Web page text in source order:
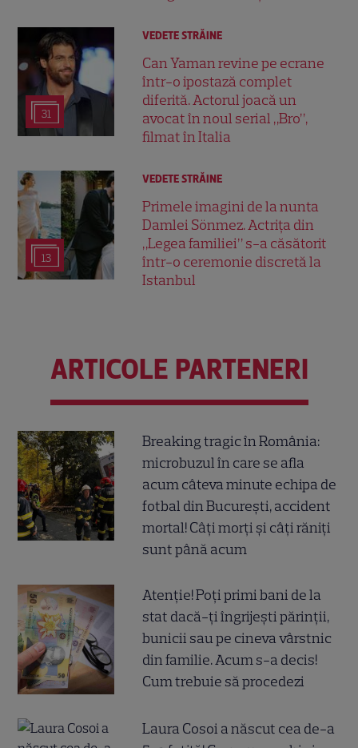
31
VEDETE STRĂINE
Can Yaman revine pe ecrane
într-o ipostază complet
diferită. Actorul joacă un
avocat în noul serial „Bro”,
filmat în Italia
13
VEDETE STRĂINE
Primele imagini de la nunta
Damlei Sönmez. Actrița din
„Legea familiei” s-a căsătorit
într-o ceremonie discretă la
Istanbul
ARTICOLE PARTENERI
Breaking tragic în România:
microbuzul în care se afla
acum câteva minute echipa de
fotbal din București, accident
mortal! Câți morți și câți răniți
sunt până acum
Atenție! Poți primi bani de la
stat dacă-ți îngrijești părinții,
bunicii sau pe cineva vârstnic
din familie. Acum s-a decis!
Cum trebuie să procedezi
Laura Cosoi a născut cea de-a